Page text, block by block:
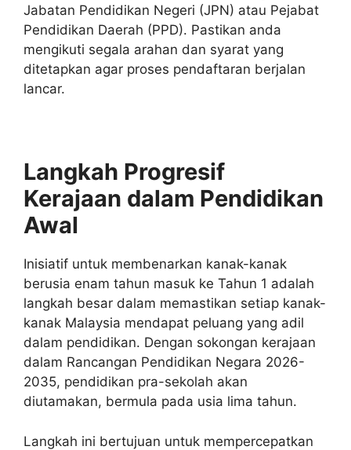
Jabatan Pendidikan Negeri (JPN) atau Pejabat
Pendidikan Daerah (PPD). Pastikan anda
mengikuti segala arahan dan syarat yang
ditetapkan agar proses pendaftaran berjalan
lancar.
Langkah Progresif
Kerajaan dalam Pendidikan
Awal
Inisiatif untuk membenarkan kanak-kanak
berusia enam tahun masuk ke Tahun 1 adalah
langkah besar dalam memastikan setiap kanak-
kanak Malaysia mendapat peluang yang adil
dalam pendidikan. Dengan sokongan kerajaan
dalam Rancangan Pendidikan Negara 2026-
2035, pendidikan pra-sekolah akan
diutamakan, bermula pada usia lima tahun.
Langkah ini bertujuan untuk mempercepatkan